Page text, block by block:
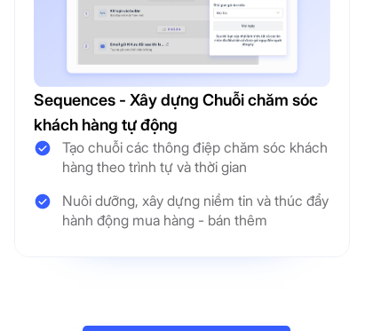
Sequences - Xây dựng Chuỗi chăm sóc
khách hàng tự động
Tạo chuỗi các thông điệp chăm sóc khách
hàng theo trình tự và thời gian
Nuôi dưỡng, xây dựng niềm tin và thúc đẩy
hành động mua hàng - bán thêm